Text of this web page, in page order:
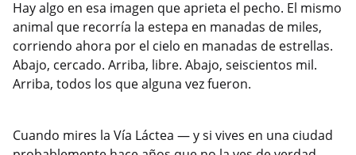
Hay algo en esa imagen que aprieta el pecho. El mismo
animal que recorría la estepa en manadas de miles,
corriendo ahora por el cielo en manadas de estrellas.
Abajo, cercado. Arriba, libre. Abajo, seiscientos mil.
Arriba, todos los que alguna vez fueron.
Cuando mires la Vía Láctea — y si vives en una ciudad